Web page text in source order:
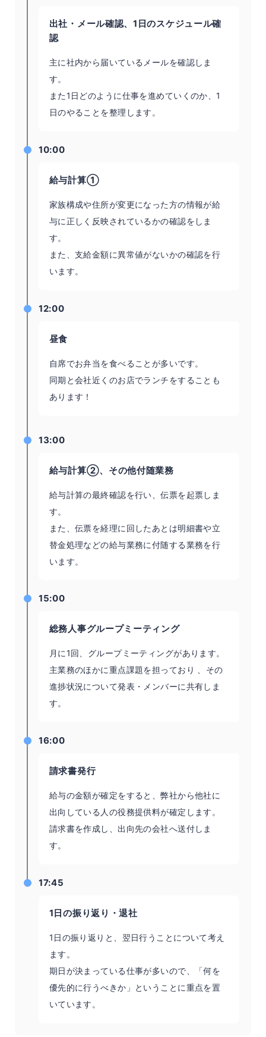
出社・メール確認、1日のスケジュール確
認
主に社内から届いているメールを確認しま
す。
また1日どのように仕事を進めていくのか、1
日のやることを整理します。
10:00
給与計算①
家族構成や住所が変更になった方の情報が給
与に正しく反映されているかの確認をしま
す。
また、支給金額に異常値がないかの確認を行
います。
12:00
昼食
自席でお弁当を食べることが多いです。
同期と会社近くのお店でランチをすることも
あります！
13:00
給与計算②、その他付随業務
給与計算の最終確認を行い、伝票を起票しま
す。
また、伝票を経理に回したあとは明細書や立
替金処理などの給与業務に付随する業務を行
います。
15:00
総務人事グループミーティング
月に1回、グループミーティングがあります。
主業務のほかに重点課題を担っており 、その
進捗状況について発表・メンバーに共有しま
す。
16:00
請求書発行
給与の金額が確定をすると、弊社から他社に
出向している人の役務提供料が確定します。
請求書を作成し、出向先の会社へ送付しま
す。
17:45
1日の振り返り・退社
1日の振り返りと、翌日行うことについて考え
ます。
期日が決まっている仕事が多いので、「何を
優先的に行うべきか」ということに重点を置
いています。